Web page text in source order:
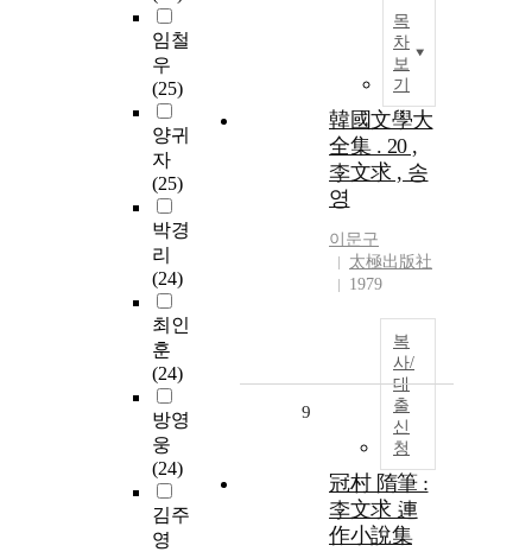
임철
우
(25)
양귀
자
(25)
박경
리
(24)
최인
훈
(24)
방영
웅
(24)
김주
영
목
차
보
기
韓國文學大
全集 . 20 ,
李文求 , 송
영
이문구
太極出版社
1979
복
사/
대
출
신
청
9
冠村 隋筆 :
李文求 連
作小說集